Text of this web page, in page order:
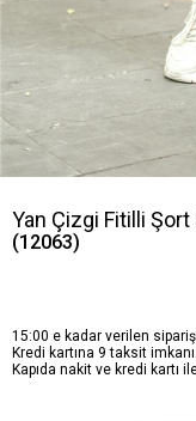
Yan Çizgi Fitilli Şort
(12063)
15:00 e kadar verilen
Kredi kartına 9 taksit imkanı.
Kapıda nakit ve kredi kartı